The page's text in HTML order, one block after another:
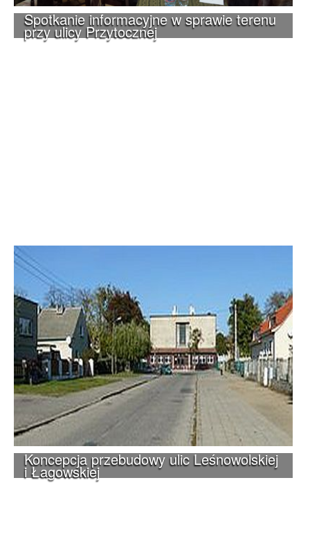
Spotkanie informacyjne w sprawie terenu
przy ulicy Przytocznej
Koncepcja przebudowy ulic Leśnowolskiej
i Łagowskiej